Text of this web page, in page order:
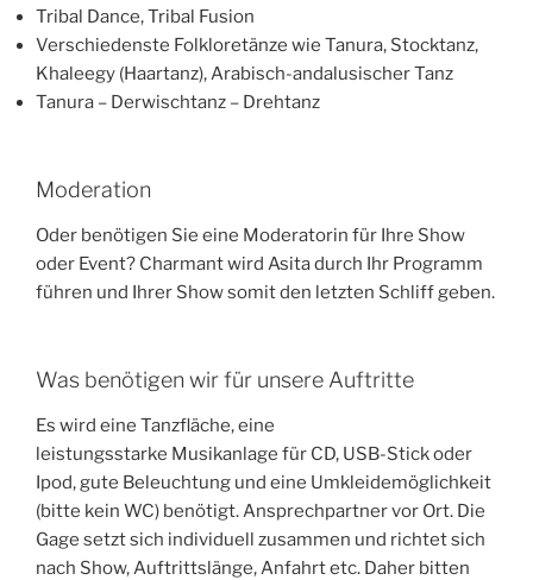
Tribal Dance, Tribal Fusion
Verschiedenste Folkloretänze wie Tanura, Stocktanz,
Khaleegy (Haartanz), Arabisch-andalusischer Tanz
Tanura – Derwischtanz – Drehtanz
Moderation
Oder benötigen Sie eine Moderatorin für Ihre Show
oder Event? Charmant wird Asita durch Ihr Programm
führen und Ihrer Show somit den letzten Schliff geben.
Was benötigen wir für unsere Auftritte
Es wird eine Tanzfläche, eine
leistungsstarke Musikanlage für CD, USB-Stick oder
Ipod, gute Beleuchtung und eine Umkleidemöglichkeit
(bitte kein WC) benötigt. Ansprechpartner vor Ort. Die
Gage setzt sich individuell zusammen und richtet sich
nach Show, Auftrittslänge, Anfahrt etc. Daher bitten